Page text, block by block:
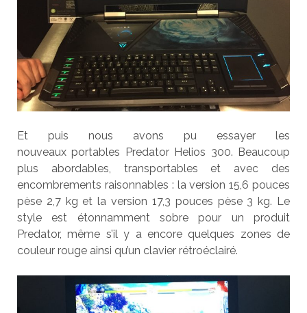
Et puis nous avons pu essayer les
nouveaux portables Predator Helios 300. Beaucoup
plus abordables, transportables et avec des
encombrements raisonnables : la version 15,6 pouces
pèse 2,7 kg et la version 17,3 pouces pèse 3 kg. Le
style est étonnamment sobre pour un produit
Predator, même s’il y a encore quelques zones de
couleur rouge ainsi qu’un clavier rétroéclairé.